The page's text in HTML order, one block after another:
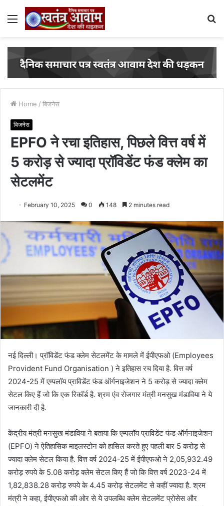
Menu
Home / बिजनेस
बिजनेस
EPFO ने रचा इतिहास, प‍िछले व‍ित्त वर्ष में
5 करोड़ से ज्यादा प्रॉविडेंट फंड क्लेम का
सेटलमेंट
February 10, 2025 0 148 2 minutes read
नई द‍िल्ली। प्रॉविडेंट फंड क्लेम सेटलमेंट के मामले में ईपीएफओ (Employees
Provident Fund Organisation ) ने इतिहास रच दिया है. वित्त वर्ष
2024-25 में एम्पलॉय प्राविडेंट फंड ऑर्गनाइजेशन ने 5 करोड़ से ज्यादा क्लेम
सेटल किए हैं जो कि एक रिकॉर्ड है. श्रम एंव रोजगार मंत्री मनसुख मंडाविया ने ये
जानकारी दी है.
केंद्रीय मंत्री मनसुख मंडाविया ने बताया कि एम्पलॉय प्राविडेंट फंड ऑर्गनाइजेशन
(EPFO) ने ऐतिहासिक माइलस्टोन को हासिल करते हुए पहली बार 5 करोड़ से
ज्यादा क्लेम सेटल किया है. वित्त वर्ष 2024-25 में ईपीएफओ ने 2,05,932.49
करोड़ रुपये के 5.08 करोड़ क्लेम सेटल किए हैं जो कि वित्त वर्ष 2023-24 में
1,82,838.28 करोड़ रुपये के 4.45 करोड़ सेटलमेंट से कहीं ज्यादा है. श्रम
मंत्री ने कहा, ईपीएफओ की ओर से ये उपलब्धि क्लेम सेटलमेंट प्रोसेस और